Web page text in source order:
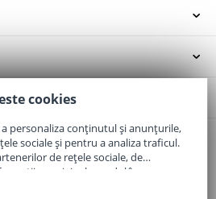
Oradea, Jud. Bihor
cookies
personaliza conținutul și anunțurile,
sociale și pentru a analiza traficul.
de rețele sociale, de
cu privire la modul în care
le pot combina cu alte informații